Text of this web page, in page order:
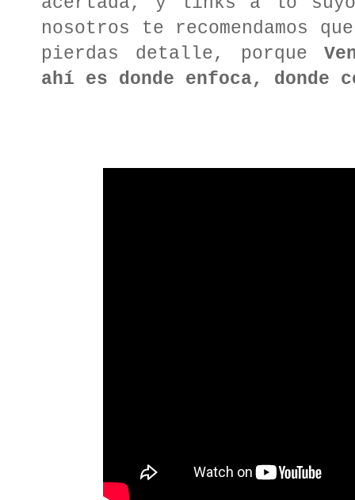
nosotros te recomendamos
pierdas detalle, porque
ahí es donde enfoca, donde